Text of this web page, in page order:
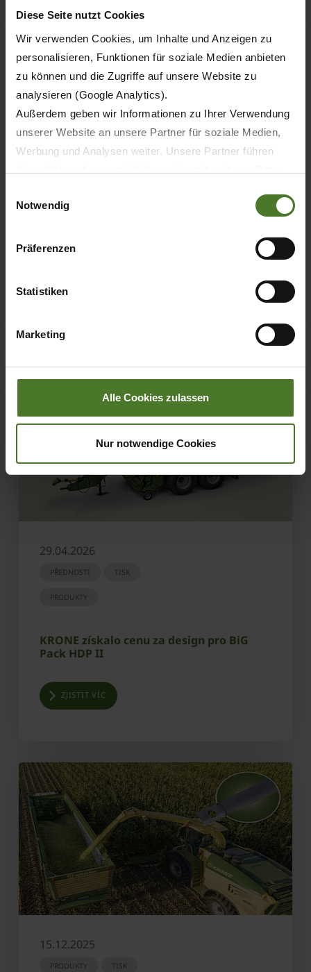
Diese Seite nutzt Cookies
Wir verwenden Cookies, um Inhalte und Anzeigen zu
personalisieren, Funktionen für soziale Medien anbieten
zu können und die Zugriffe auf unsere Website zu
analysieren (Google Analytics).
Außerdem geben wir Informationen zu Ihrer Verwendung
unserer Website an unsere Partner für soziale Medien,
Werbung und Analysen weiter. Unsere Partner führen
sie im Rahmen Ihrer Nutzung der Dienste gesammelt
Wir setzen im Rahmen des Trackings auch Dienstleister
Datenschutzbestimmungen ein, wodurch das Risiko von
behördlichen Zugriffen bzw. von Kontrollverlust bzgl.
Datenschutzhinweise
Notwendig
Präferenzen
Statistiken
Marketing
Alle Cookies zulassen
Nur notwendige Cookies
TISK
30 let KRONE BiG M – první samojízdný
29.04.2026
PŘEDNOSTI TISK
PRODUKTY
KRONE získalo cenu za design pro BiG
Pack HDP II
ZJISTIT VÍC
15.12.2025
PRODUKTY TISK